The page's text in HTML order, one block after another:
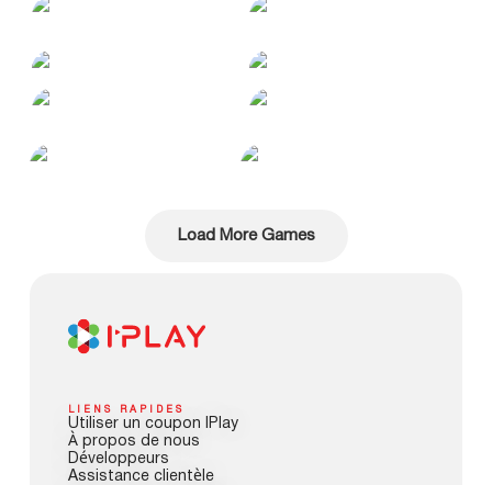
Load More Games
LIENS RAPIDES
Utiliser un coupon IPlay
À propos de nous
Développeurs
Assistance clientèle